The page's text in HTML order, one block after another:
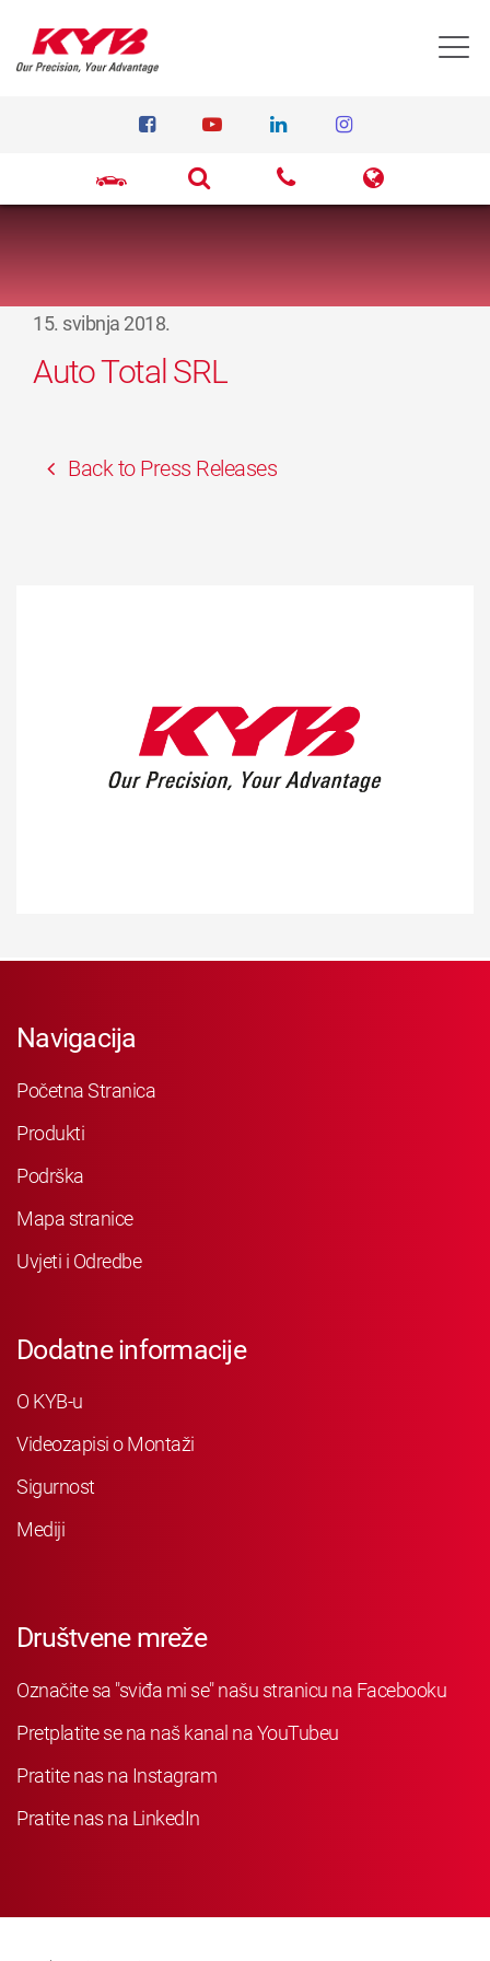
15. svibnja 2018.
Auto Total SRL
Back to Press Releases
Navigacija
Početna Stranica
Produkti
Podrška
Mapa stranice
Uvjeti i Odredbe
Dodatne informacije
O KYB-u
Videozapisi o Montaži
Sigurnost
Mediji
Društvene mreže
Označite sa "sviđa mi se" našu stranicu na Facebooku
Pretplatite se na naš kanal na YouTubeu
Pratite nas na Instagram
Pratite nas na LinkedIn